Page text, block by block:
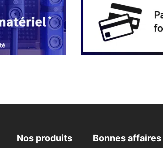
Nos produits Bonnes affaires